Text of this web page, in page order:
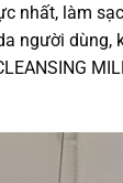
nhất, làm
người dùng,